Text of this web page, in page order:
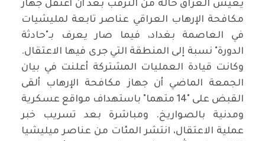
يعيش العراق حالة من الترقب بعد أن أعتقل جهاز
مكافحة الإرهاب العراقي عناصر تابعة لمليشيات
في العاصمة بغداد، فيما صار يعرف بـ"حادثة
الدورة" نسبة إلى المنطقة التي جرى فيها الاعتقال.
وكانت قيادة العمليات المشتركة أعلنت في بيان
الجمعة الماضي أن جهاز مكافحة الإرهاب ألقى
القبض على "14 متهما" باستهداف مواقع عسكرية
ومدنية بالصواريخ. ومباشرة بعد تسريب خبر
عملية الاعتقال، انتشر المئات من عناصر ميليشيا